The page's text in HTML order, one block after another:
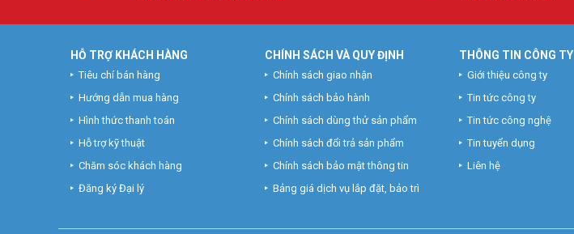
HỖ TRỢ KHÁCH HÀNG
Tiêu chí bán hàng
Hướng dẫn mua hàng
Hình thức thanh toán
Hỗ trợ kỹ thuật
Chăm sóc khách hàng
Đăng ký Đại lý
CHÍNH SÁCH VÀ QUY ĐỊNH
Chính sách giao nhận
Chính sách bảo hành
Chính sách dùng thử sản phẩm
Chính sách đổi trả sản phẩm
Chính sách bảo mật thông tin
Bảng giá dịch vụ lắp đặt, bảo trì
THÔNG TIN CÔNG TY
Giới thiệu công ty
Tin tức công ty
Tin tức công nghệ
Tin tuyển dụng
Liên hệ